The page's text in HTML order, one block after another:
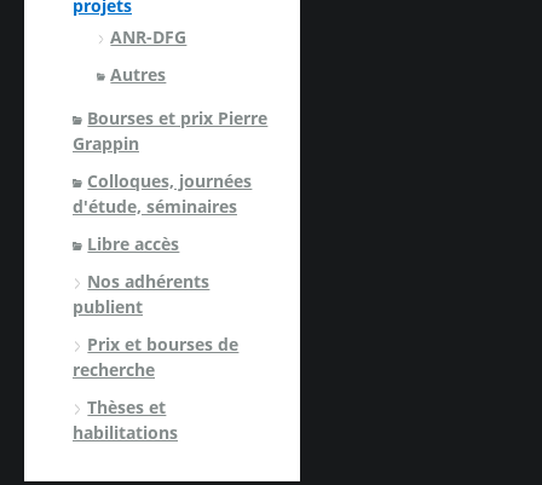
projets
ANR-DFG
Autres
Bourses et prix Pierre
Grappin
Colloques, journées
d'étude, séminaires
Libre accès
Nos adhérents
publient
Prix et bourses de
recherche
Thèses et
habilitations